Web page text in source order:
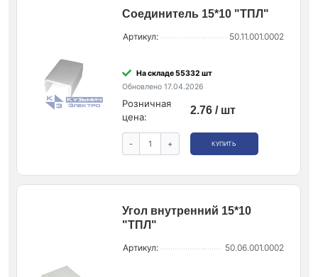
Соединитель 15*10 "ТПЛ"
Артикул: 50.11.001.0002
На складе 55332 шт
Обновлено 17.04.2026
Розничная
цена:
2.76 / шт
- + КУПИТЬ
Угол внутренний 15*10
"ТПЛ"
Артикул: 50.06.001.0002